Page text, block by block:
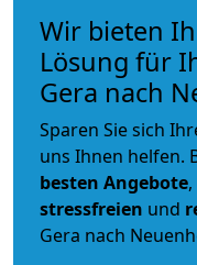
Wir bieten
Lösung für
Gera nach
Sparen Sie sich
uns Ihnen helfen.
besten Angebote
stressfreien und
Gera nach